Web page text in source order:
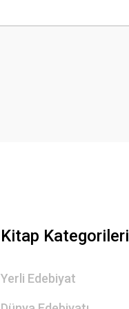
Kitap Kategorileri
Yerli Edebiyat